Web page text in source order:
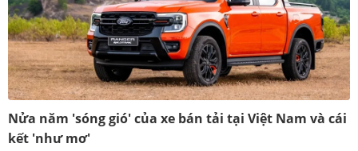
Nửa năm 'sóng gió' của xe bán tải tại Việt Nam và cái
kết 'như mơ'